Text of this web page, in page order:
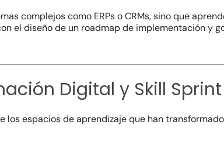
complejos como ERPs o CRMs, sino que
el diseño de un roadmap de implementación y
Digital y Skill Sprint
los espacios de aprendizaje que han